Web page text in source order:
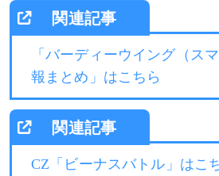
「バーディーウイング（ス
報まとめ」はこちら
CZ「ビーナスバトル」はこ